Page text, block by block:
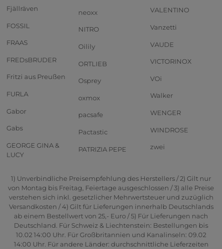
Fjällräven
FOSSIL
FRAAS
FREDsBRUDER
Fritzi aus Preußen
FURLA
Gabor
Gabs
GEORGE GINA &
LUCY
neoxx
NITRO
Oilily
ORTLIEB
Osprey
oxmox
pacsafe
Pactastic
PATRIZIA PEPE
VALENTINO
Vanzetti
VAUDE
VICTORINOX
VOi
Walker
WENGER
WINDROSE
zwei
1) Unverbindliche Preisempfehlung des Herstellers / 2) Gilt nur
von Montag bis Freitag, Feiertage ausgeschlossen / 3) alle Preise
verstehen sich inkl. gesetzlicher Mehrwertsteuer und zuzüglich
Versandkosten / 4) Gilt für Lieferungen innerhalb Deutschlands
ab einem Bestellwert von 25,- Euro / 5) Für Lieferungen nach
Deutschland. Für Schweiz & Liechtenstein: Bestellungen bis
10.02 14:00 Uhr. Für Großbritannien und Kanalinseln: 09.02
14:00 Uhr. Für andere Länder: durchschnittliche Lieferzeiten